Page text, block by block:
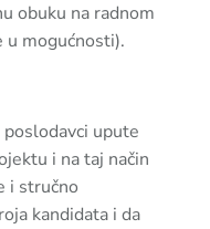
obuku na radnom
u mogućnosti).
upute
i na taj način
i stručno
kandidata i da